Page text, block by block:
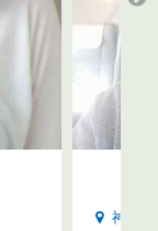
神奈川